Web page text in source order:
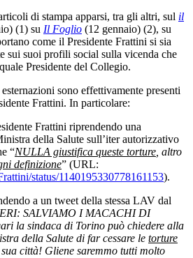
di stampa apparsi, tra gli altri, sul il
(1) su Il Foglio (12 gennaio) (2), su
come il Presidente Frattini si sia
sui suoi profili social sulla vicenda che
Presidente del Collegio.
sono effettivamente presenti
Frattini. In particolare:
Frattini riprendendo una
della Salute sull’iter autorizzativo
“NULLA giustifica queste torture , altro
definizione” (URL:
status/1140195330778161153).
a un tweet della stessa LAV dal
SALVIAMO I MACACHI DI
la sindaca di Torino può chiedere alla
della Salute di far cessare le torture
città! Gliene saremmo tutti molto